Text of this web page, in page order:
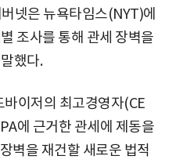
넷은 뉴욕타임스(NYT)에
조사를 통해 관세 장벽을
했다.
이저의 최고경영자(CE
에 근거한 관세에 제동을
벽을 재건할 새로운 법적